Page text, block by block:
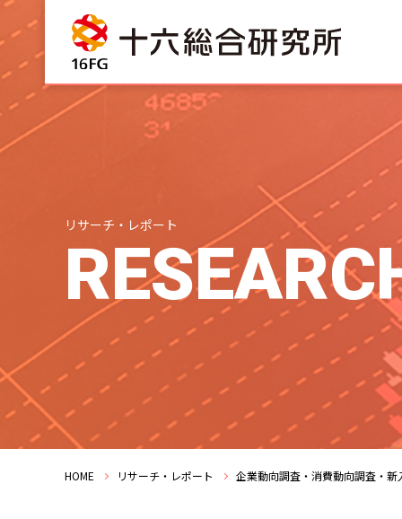
リサーチ・レポート
HOME リサーチ・レポート 企業動向調査・消費動向調査・新